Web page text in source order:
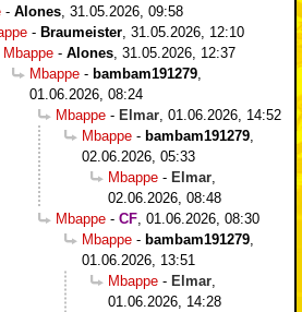
- Alones 31.05.2026, 09:58
- Braumeister 31.05.2026, 12:10
Mbappe - Alones 31.05.2026, 12:37
Mbappe - bambam191279
01.06.2026, 08:24
Mbappe - Elmar 01.06.2026, 14:52
Mbappe - bambam191279
02.06.2026, 05:33
Mbappe - Elmar
02.06.2026, 08:48
Mbappe - CF 01.06.2026, 08:30
Mbappe - bambam191279
01.06.2026, 13:51
Mbappe - Elmar
01.06.2026, 14:28